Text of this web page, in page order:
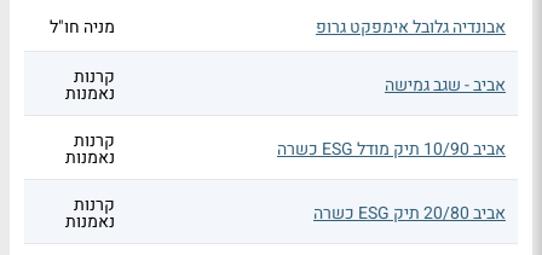
אבונדיה גלובל אימפקט גרופ מניה חו"ל
אביב - שגב גמישה קרנות
נאמנות
אביב 10/90 תיק מודל ESG כשרה קרנות
נאמנות
אביב 20/80 תיק ESG כשרה קרנות
נאמנות